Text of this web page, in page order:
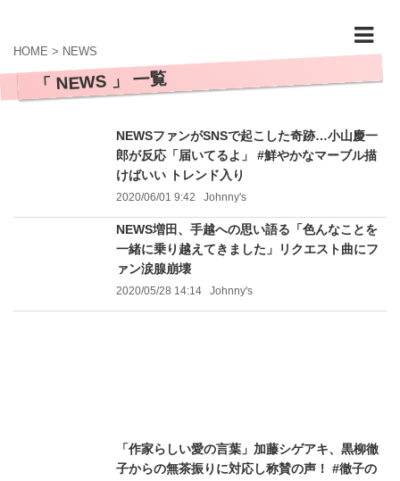
HOME > NEWS
「 NEWS 」 一覧
NEWSファンがSNSで起こした奇跡…小山慶一
郎が反応「届いてるよ」 #鮮やかなマーブル描
けばいい トレンド入り
2020/06/01 9:42 Johnny's
NEWS増田、手越への思い語る「色んなことを
一緒に乗り越えてきました」リクエスト曲にフ
ァン涙腺崩壊
2020/05/28 14:14 Johnny's
「作家らしい愛の言葉」加藤シゲアキ、黒柳徹
子からの無茶振りに対応し称賛の声！ #徹子の